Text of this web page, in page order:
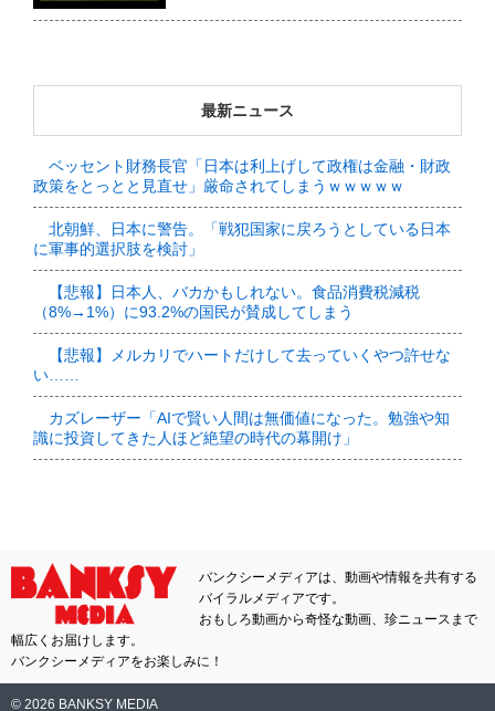
最新ニュース
ベッセント財務長官「日本は利上げして政権は金融・財政
政策をとっとと見直せ」厳命されてしまうｗｗｗｗｗ
北朝鮮、日本に警告。「戦犯国家に戻ろうとしている日本
に軍事的選択肢を検討」
【悲報】日本人、バカかもしれない。食品消費税減税
（8%→1%）に93.2%の国民が賛成してしまう
【悲報】メルカリでハートだけして去っていくやつ許せな
い……
カズレーザー「AIで賢い人間は無価値になった。勉強や知
識に投資してきた人ほど絶望の時代の幕開け」
バンクシーメディアは、動画や情報を共有する
バイラルメディアです。
おもしろ動画から奇怪な動画、珍ニュースまで
幅広くお届けします。
バンクシーメディアをお楽しみに！
© 2026 BANKSY MEDIA